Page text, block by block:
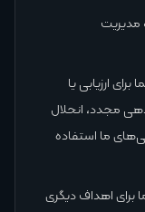
ارزیابی یا
مجدد، انحلال
ما استفاده
برای اهداف دیگری